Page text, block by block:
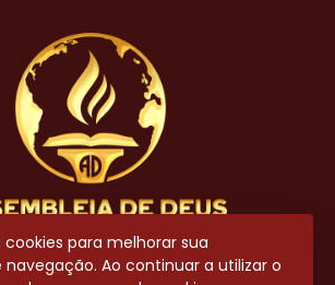
cookies para melhorar sua
navegação. Ao continuar a utilizar o